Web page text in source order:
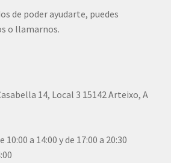
de poder ayudarte, puedes
o llamarnos.
14, Local 3 15142 Arteixo, A
10:00 a 14:00 y de 17:00 a 20:30